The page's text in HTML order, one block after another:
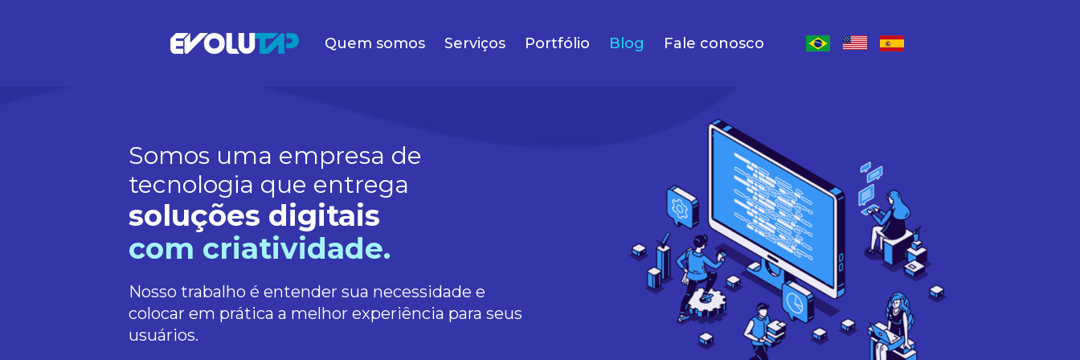
Quem somos Serviços Portfólio Blog Fale conosco
Somos uma empresa de
tecnologia que entrega
soluções digitais
com criatividade.
Nosso trabalho é entender sua necessidade e
colocar em prática a melhor experiência para seus
usuários.